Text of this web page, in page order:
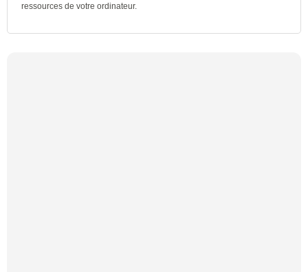
ressources de votre ordinateur.